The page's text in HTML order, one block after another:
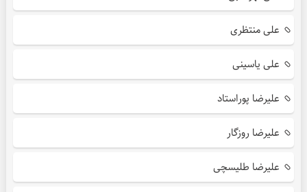
علی منتظری
علی یاسینی
علیرضا پوراستاد
علیرضا روزگار
علیرضا طلیسچی